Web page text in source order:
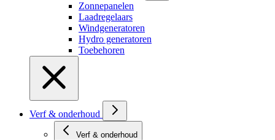
Zonnepanelen
Laadregelaars
Windgeneratoren
Hydro generatoren
Toebehoren
Verf & onderhoud
Verf & onderhoud